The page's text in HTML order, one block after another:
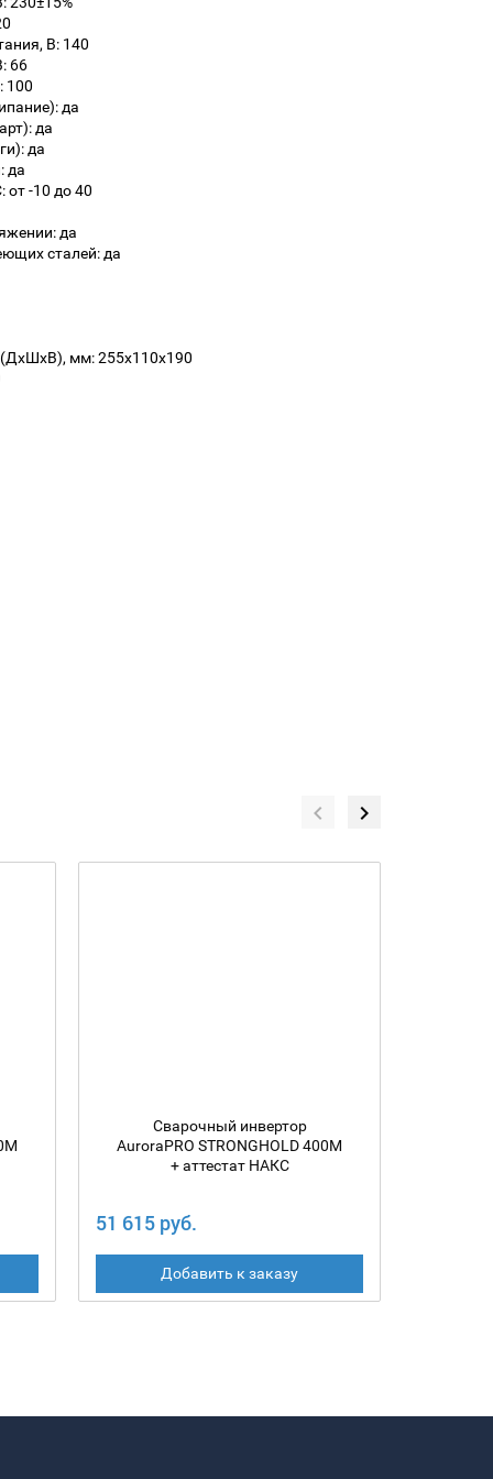
В: 140
66
100
да
да
да
да
от -10 до 40
да
сталей: да
мм: 255х110х190
Сварочный инвертор
AuroraPRO STRONGHOLD 400M
+ аттестат НАКС
51 615 руб.
Добавить к заказу